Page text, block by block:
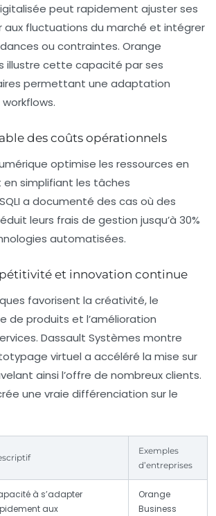
peut rapidement ajuster ses
aux fluctuations du marché et intégrer
ou contraintes. Orange
illustre cette capacité par ses
permettant une adaptation
des coûts opérationnels
optimise les ressources en
simplifiant les tâches
a documenté des cas où des
leurs frais de gestion jusqu’à 30%
automatisées.
et innovation continue
favorisent la créativité, le
de produits et l’amélioration
Dassault Systèmes montre
virtuel a accéléré la mise sur
ainsi l’offre de nombreux clients.
une vraie différenciation sur le
Exemples
d’entreprises
à s’adapter
aux
Orange
Business